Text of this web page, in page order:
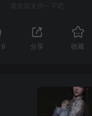
喜欢就支持一下吧
9 分享 收藏